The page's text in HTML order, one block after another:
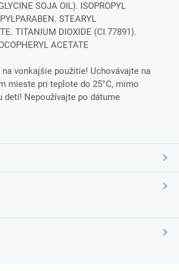
SOJA OIL). ISOPROPYL
STEARYL
TITANIUM DIOXIDE (CI 77891).
ACETATE
na vonkajšie použitie! Uchovávajte na
mieste pri teplote do 25°C, mimo
detí! Nepoužívajte po dátume